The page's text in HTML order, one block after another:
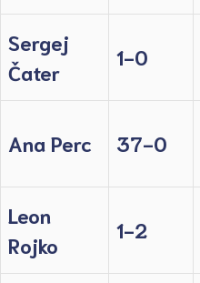
Sergej
Čater
1-0
Ana Perc 37-0
Leon
Rojko
1-2